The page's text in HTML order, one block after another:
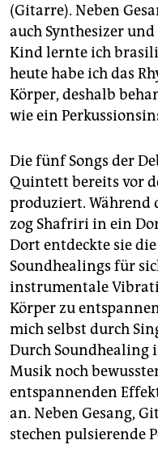
(Gitarre). Neben
auch Synthesizer
Kind lernte ich
heute habe ich das
Körper, deshalb
wie ein
Die fünf Songs der
Quintett bereits vor
produziert. Während
zog Shaf­ri­ri in ein
Dort entdeckte sie
Soundhealings für
instrumentale
Körper zu
mich selbst durch
Durch Soundhealing
Musik noch
entspannenden
an. Neben Gesang,
stechen pulsierende